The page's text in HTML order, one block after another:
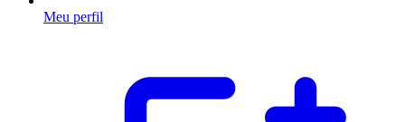
Meu perfil